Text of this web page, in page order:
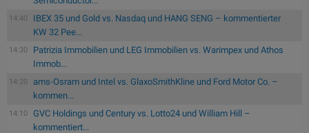
14:40
IBEX 35 und Gold vs. Nasdaq und HANG SENG – kommentierter
KW 32 Pee...
14:30
Patrizia Immobilien und LEG Immobilien vs. Warimpex und Athos
Immob...
14:20
ams-Osram und Intel vs. GlaxoSmithKline und Ford Motor Co. –
kommen...
14:10
GVC Holdings und Century vs. Lotto24 und William Hill –
kommentiert...